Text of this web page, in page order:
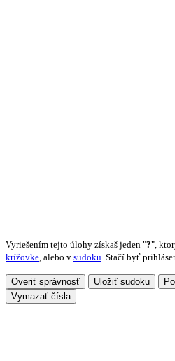
Vyriešením tejto úlohy získaš jeden "?",
krížovke, alebo v sudoku. Stačí byť